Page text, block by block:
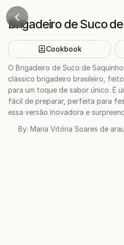
Brigadeiro de Suco
Cookbook
O Brigadeiro de Suco de
clássico brigadeiro brasileiro,
para um toque de sabor único. É
fácil de preparar, perfeita para
essa versão inovadora e
By: Maria Vitória Soares de